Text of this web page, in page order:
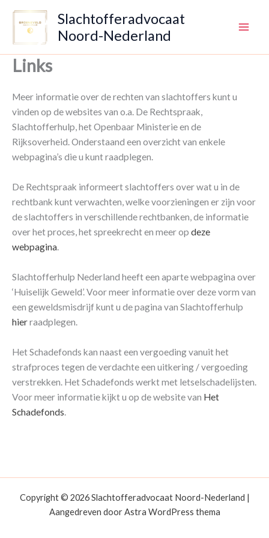
inhoud
Slachtofferadvocaat
Noord-Nederland
Links
Meer informatie over de rechten van slachtoffers kunt u
vinden op de websites van o.a. De Rechtspraak,
Slachtofferhulp, het Openbaar Ministerie en de
Rijksoverheid. Onderstaand een overzicht van enkele
webpagina’s die u kunt raadplegen.
De Rechtspraak informeert slachtoffers over wat u in de
rechtbank kunt verwachten, welke voorzieningen er zijn voor
de slachtoffers in verschillende rechtbanken, de informatie
over het proces, het spreekrecht en meer op deze
webpagina.
Slachtofferhulp Nederland heeft een aparte webpagina over
‘Huiselijk Geweld’. Voor meer informatie over deze vorm van
een geweldsmisdrijf kunt u de pagina van Slachtofferhulp
hierraadplegen.
Het Schadefonds kan naast een vergoeding vanuit het
strafproces tegen de verdachte een uitkering / vergoeding
verstrekken. Het Schadefonds werkt met letselschadelijsten.
Voor meer informatie kijkt u op de website van Het
Schadefonds.
Copyright © 2026 Slachtofferadvocaat Noord-Nederland |
Aangedreven doorAstra WordPress thema